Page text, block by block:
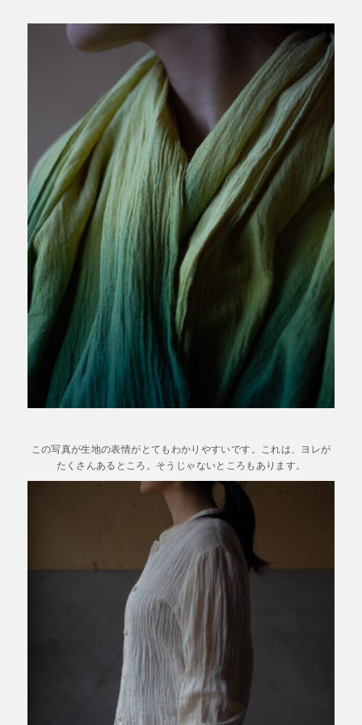
この写真が生地の表情がとてもわかりやすいです。これは、ヨレが
たくさんあるところ。そうじゃないところもあります。